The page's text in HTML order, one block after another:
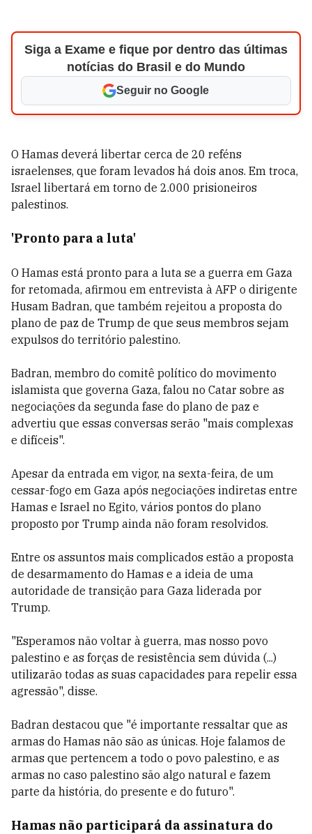
Siga a Exame e fique por dentro das últimas
notícias do Brasil e do Mundo
Seguir no Google
O Hamas deverá libertar cerca de 20 reféns
israelenses, que foram levados há dois anos. Em troca,
Israel libertará em torno de 2.000 prisioneiros
palestinos.
'Pronto para a luta'
O Hamas está pronto para a luta se a guerra em Gaza
for retomada, afirmou em entrevista à AFP o dirigente
Husam Badran, que também rejeitou a proposta do
plano de paz de Trump de que seus membros sejam
expulsos do território palestino.
Badran, membro do comitê político do movimento
islamista que governa Gaza, falou no Catar sobre as
negociações da segunda fase do plano de paz e
advertiu que essas conversas serão "mais complexas
e difíceis".
Apesar da entrada em vigor, na sexta-feira, de um
cessar-fogo em Gaza após negociações indiretas entre
Hamas e Israel no Egito, vários pontos do plano
proposto por Trump ainda não foram resolvidos.
Entre os assuntos mais complicados estão a proposta
de desarmamento do Hamas e a ideia de uma
autoridade de transição para Gaza liderada por
Trump.
"Esperamos não voltar à guerra, mas nosso povo
palestino e as forças de resistência sem dúvida (...)
utilizarão todas as suas capacidades para repelir essa
agressão", disse.
Badran destacou que "é importante ressaltar que as
armas do Hamas não são as únicas. Hoje falamos de
armas que pertencem a todo o povo palestino, e as
armas no caso palestino são algo natural e fazem
parte da história, do presente e do futuro".
Hamas não participará da assinatura do